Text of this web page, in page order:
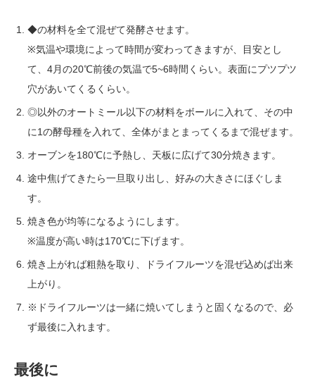
◆の材料を全て混ぜて発酵させます。
※気温や環境によって時間が変わってきますが、目安とし
て、4月の20℃前後の気温で5~6時間くらい。表面にプツプツ
穴があいてくるくらい。
◎以外のオートミール以下の材料をボールに入れて、その中
に1の酵母種を入れて、全体がまとまってくるまで混ぜます。
オーブンを180℃に予熱し、天板に広げて30分焼きます。
途中焦げてきたら一旦取り出し、好みの大きさにほぐしま
す。
焼き色が均等になるようにします。
※温度が高い時は170℃に下げます。
焼き上がれば粗熱を取り、ドライフルーツを混ぜ込めば出来
上がり。
※ドライフルーツは一緒に焼いてしまうと固くなるので、必
ず最後に入れます。
最後に